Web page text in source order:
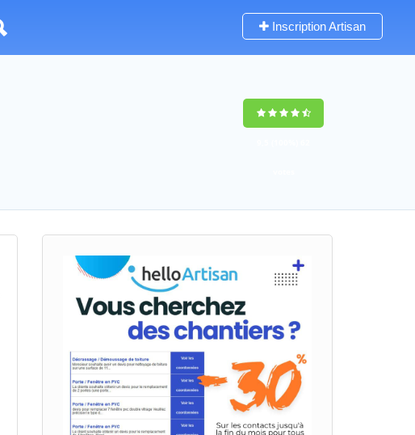
Inscription Artisan